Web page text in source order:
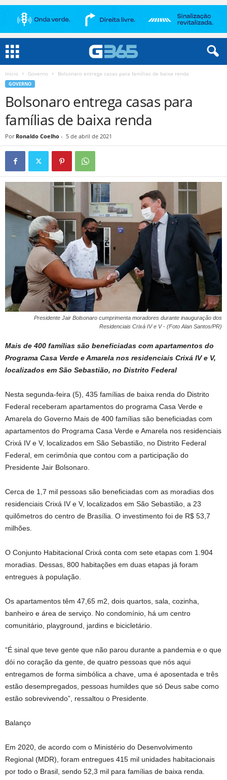
Início Governo Bolsonaro entrega casas para famílias de baixa renda
GOVERNO
Bolsonaro entrega casas para
famílias de baixa renda
Por Ronaldo Coelho - 5 de abril de 2021
Presidente Jair Bolsonaro cumprimenta moradores durante inauguração dos
Residenciais Crixá IV e V - (Foto Alan Santos/PR)
Mais de 400 famílias são beneficiadas com apartamentos do
Programa Casa Verde e Amarela nos residenciais Crixá IV e V,
localizados em São Sebastião, no Distrito Federal
Nesta segunda-feira (5), 435 famílias de baixa renda do Distrito
Federal receberam apartamentos do programa Casa Verde e
Amarela do Governo Mais de 400 famílias são beneficiadas com
apartamentos do Programa Casa Verde e Amarela nos residenciais
Crixá IV e V, localizados em São Sebastião, no Distrito Federal
Federal, em cerimônia que contou com a participação do
Presidente Jair Bolsonaro.
Cerca de 1,7 mil pessoas são beneficiadas com as moradias dos
residenciais Crixá IV e V, localizados em São Sebastião, a 23
quilômetros do centro de Brasília. O investimento foi de R$ 53,7
milhões.
O Conjunto Habitacional Crixá conta com sete etapas com 1.904
moradias. Dessas, 800 habitações em duas etapas já foram
entregues à população.
Os apartamentos têm 47,65 m2, dois quartos, sala, cozinha,
banheiro e área de serviço. No condomínio, há um centro
comunitário, playground, jardins e bicicletário.
“É sinal que teve gente que não parou durante a pandemia e o que
dói no coração da gente, de quatro pessoas que nós aqui
entregamos de forma simbólica a chave, uma é aposentada e três
estão desempregados, pessoas humildes que só Deus sabe como
estão sobrevivendo”, ressaltou o Presidente.
Balanço
Em 2020, de acordo com o Ministério do Desenvolvimento
Regional (MDR), foram entregues 415 mil unidades habitacionais
por todo o Brasil, sendo 52,3 mil para famílias de baixa renda.